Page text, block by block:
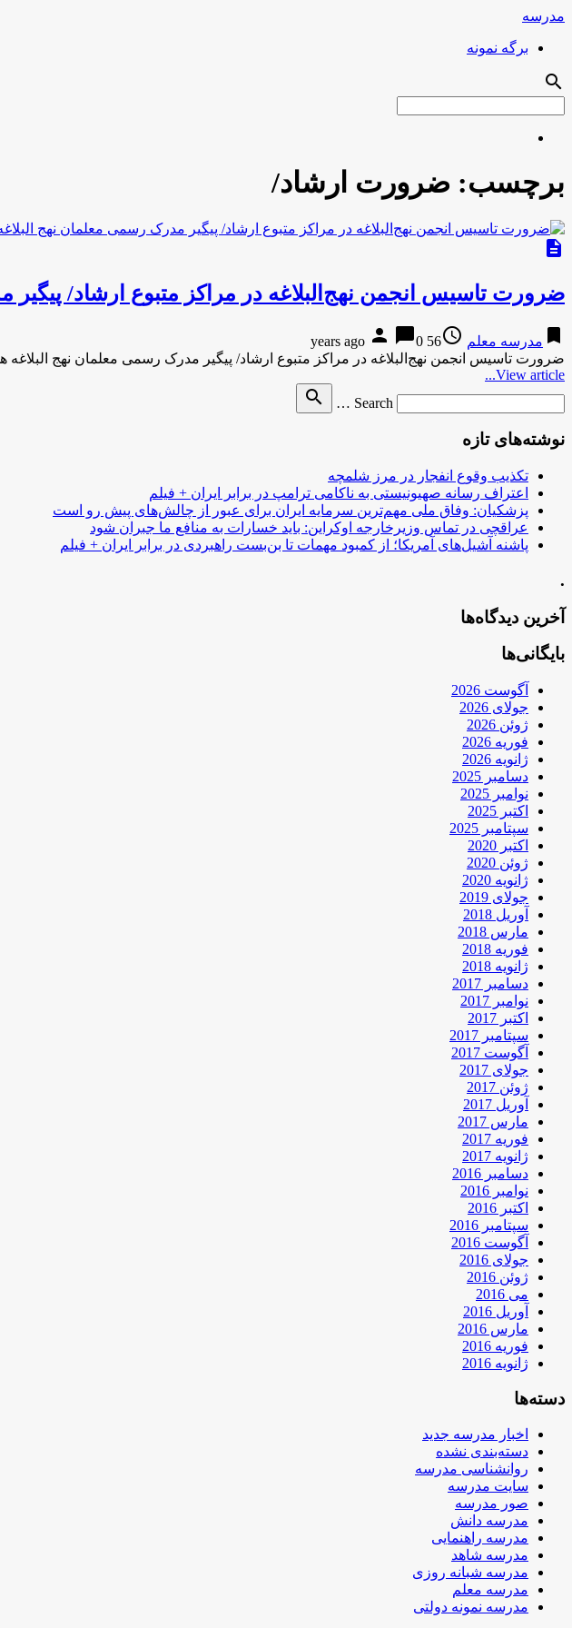
مدرسه
برگه نمونه
search
برچسب: ضرورت ارشاد/
description
ضرورت تاسیس انجمن نهج‌البلاغه در مراکز متبوع ارشاد/
bookmark مدرسه معلم access_time
56 years ago
person chat_bubble0
ضرورت تاسیس انجمن نهج‌البلاغه در مراکز متبوع ارشاد/ پیگیر مدرک رسمی معلمان نهج
View article...
Search …
search
نوشته‌های تازه
تکذیب وقوع انفجار در مرز شلمچه
اعتراف رسانه صهیونیستی به ناکامی ترامپ در برابر ایران + فیلم
پزشکیان: وفاق ملی مهم‌ترین سرمایه ایران برای عبور از چالش‌های پیش رو است
عراقچی در تماس وزیرخارجه اوکراین: باید خسارات به منافع ما جبران شود
پاشنه آشیل‌های آمریکا؛ از کمبود مهمات تا بن‌بست راهبردی در برابر ایران + فیلم
.
آخرین دیدگاه‌ها
بایگانی‌ها
آگوست 2026
جولای 2026
ژوئن 2026
فوریه 2026
ژانویه 2026
دسامبر 2025
نوامبر 2025
اکتبر 2025
سپتامبر 2025
اکتبر 2020
ژوئن 2020
ژانویه 2020
جولای 2019
آوریل 2018
مارس 2018
فوریه 2018
ژانویه 2018
دسامبر 2017
نوامبر 2017
اکتبر 2017
سپتامبر 2017
آگوست 2017
جولای 2017
ژوئن 2017
آوریل 2017
مارس 2017
فوریه 2017
ژانویه 2017
دسامبر 2016
نوامبر 2016
اکتبر 2016
سپتامبر 2016
آگوست 2016
جولای 2016
ژوئن 2016
می 2016
آوریل 2016
مارس 2016
فوریه 2016
ژانویه 2016
دسته‌ها
اخبار مدرسه جدید
دسته‌بندی نشده
روانشناسی مدرسه
سایت مدرسه
صور مدرسه
مدرسه دانش
مدرسه راهنمایی
مدرسه شاهد
مدرسه شبانه روزی
مدرسه معلم
مدرسه نمونه دولتی